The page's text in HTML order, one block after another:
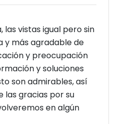
las vistas igual pero sin
y más agradable de
y preocupación
y soluciones
son admirables, así
las gracias por su
en algún